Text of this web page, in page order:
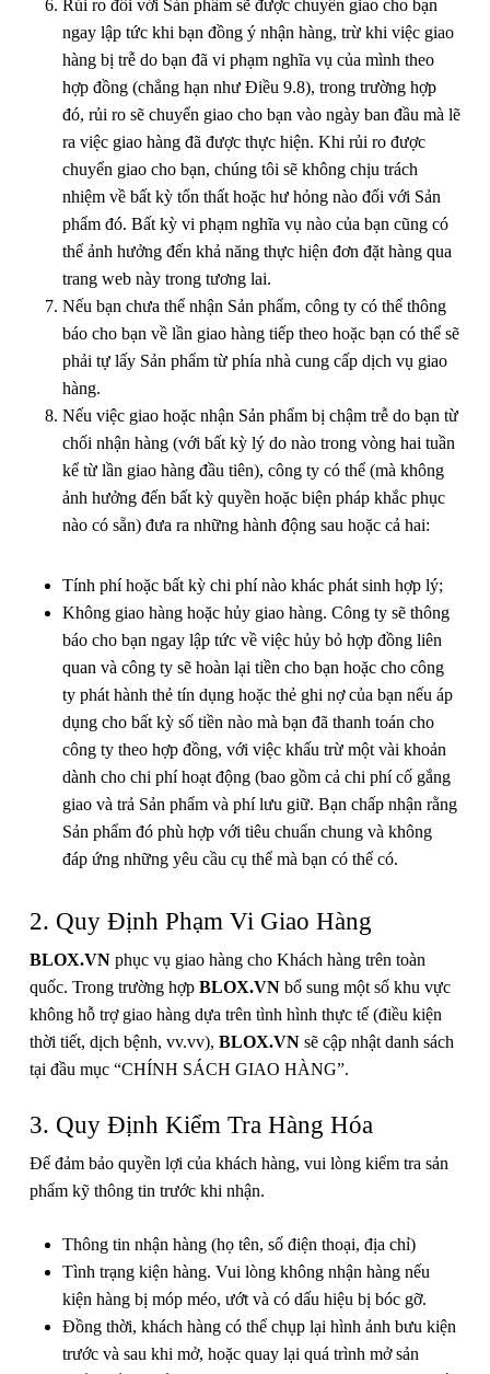
Rủi ro đối với Sản phẩm sẽ được chuyển giao cho bạn
ngay lập tức khi bạn đồng ý nhận hàng, trừ khi việc giao
hàng bị trễ do bạn đã vi phạm nghĩa vụ của mình theo
hợp đồng (chẳng hạn như Điều 9.8), trong trường hợp
đó, rủi ro sẽ chuyển giao cho bạn vào ngày ban đầu mà lẽ
ra việc giao hàng đã được thực hiện. Khi rủi ro được
chuyển giao cho bạn, chúng tôi sẽ không chịu trách
nhiệm về bất kỳ tổn thất hoặc hư hỏng nào đối với Sản
phẩm đó. Bất kỳ vi phạm nghĩa vụ nào của bạn cũng có
thể ảnh hưởng đến khả năng thực hiện đơn đặt hàng qua
trang web này trong tương lai.
Nếu bạn chưa thể nhận Sản phẩm, công ty có thể thông
báo cho bạn về lần giao hàng tiếp theo hoặc bạn có thể sẽ
phải tự lấy Sản phẩm từ phía nhà cung cấp dịch vụ giao
hàng.
Nếu việc giao hoặc nhận Sản phẩm bị chậm trễ do bạn từ
chối nhận hàng (với bất kỳ lý do nào trong vòng hai tuần
kể từ lần giao hàng đầu tiên), công ty có thể (mà không
ảnh hưởng đến bất kỳ quyền hoặc biện pháp khắc phục
nào có sẵn) đưa ra những hành động sau hoặc cả hai:
Tính phí hoặc bất kỳ chi phí nào khác phát sinh hợp lý;
Không giao hàng hoặc hủy giao hàng. Công ty sẽ thông
báo cho bạn ngay lập tức về việc hủy bỏ hợp đồng liên
quan và công ty sẽ hoàn lại tiền cho bạn hoặc cho công
ty phát hành thẻ tín dụng hoặc thẻ ghi nợ của bạn nếu áp
dụng cho bất kỳ số tiền nào mà bạn đã thanh toán cho
công ty theo hợp đồng, với việc khấu trừ một vài khoản
dành cho chi phí hoạt động (bao gồm cả chi phí cố gắng
giao và trả Sản phẩm và phí lưu giữ. Bạn chấp nhận rằng
Sản phẩm đó phù hợp với tiêu chuẩn chung và không
đáp ứng những yêu cầu cụ thể mà bạn có thể có.
2. Quy Định Phạm Vi Giao Hàng
BLOX.VNphục vụ giao hàng cho Khách hàng trên toàn
quốc. Trong trường hợp BLOX.VNbổ sung một số khu vực
không hỗ trợ giao hàng dựa trên tình hình thực tế (điều kiện
thời tiết, dịch bệnh, vv.vv), BLOX.VNsẽ cập nhật danh sách
tại đầu mục “CHÍNH SÁCH GIAO HÀNG”.
3. Quy Định Kiểm Tra Hàng Hóa
Để đảm bảo quyền lợi của khách hàng, vui lòng kiểm tra sản
phẩm kỹ thông tin trước khi nhận.
Thông tin nhận hàng (họ tên, số điện thoại, địa chỉ)
Tình trạng kiện hàng. Vui lòng không nhận hàng nếu
kiện hàng bị móp méo, ướt và có dấu hiệu bị bóc gỡ.
Đồng thời, khách hàng có thể chụp lại hình ảnh bưu kiện
trước và sau khi mở, hoặc quay lại quá trình mở sản